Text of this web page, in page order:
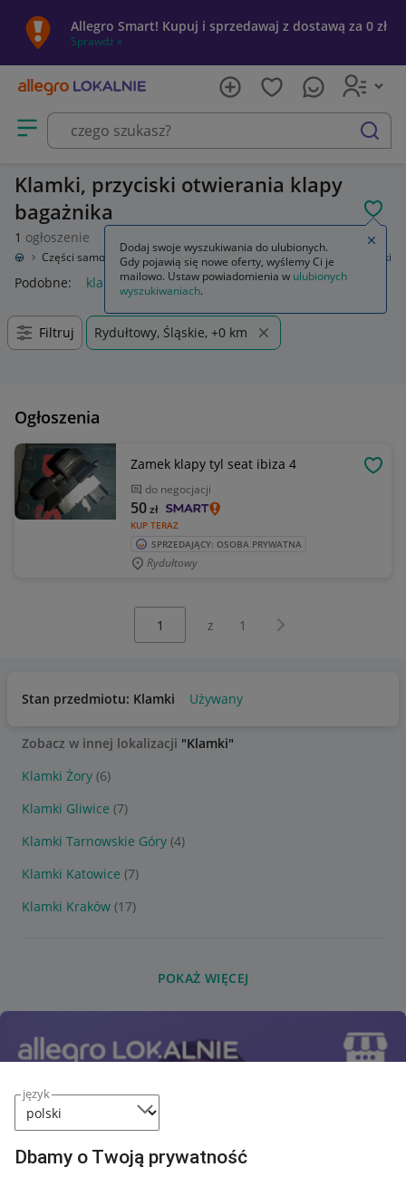
język
Dbamy o Twoją prywatność
Allegro Smart! Kupuj i sprzedawaj z dostawą za 0 zł
Sprawdź »
Otwórz menu z kategoriami
szukaj
Klamki, przyciski otwierania klapy
bagażnika
1 ogłoszenie
Części samochodowe Części karoserii Klapy bagażnika Klamki
Podobne: klamki klamki zewnętrzne klamki wewnętrzne
Filtruj Rydułtowy, Śląskie, +0 km
Ogłoszenia
Zamek klapy tyl seat ibiza 4
do negocjacji
KUP TERAZ
50zł
SPRZEDAJĄCY: OSOBA PRYWATNA
Rydułtowy
z 1 Następna strona
Stan przedmiotu: Klamki Używany
Zobacz w innej lokalizacji "Klamki"
Klamki Żory (6)
Klamki Gliwice (7)
Klamki Tarnowskie Góry (4)
Klamki Katowice (7)
Klamki Kraków (17)
POKAŻ WIĘCEJ
Dodaj swoje wyszukiwania do ulubionych.
Gdy pojawią się nowe oferty, wyślemy Ci je
mailowo. Ustaw powiadomienia w ulubionych
wyszukiwaniach.